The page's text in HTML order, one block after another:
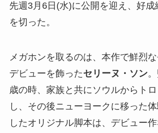
先週3月6日(水)に公開を迎え、好成
を切った。
メガホンを取るのは、本作で鮮烈
デビューを飾ったセリーヌ・ソン
歳の時、家族と共にソウルからト
し、その後ニューヨークに移った
したオリジナル脚本は、デビュー